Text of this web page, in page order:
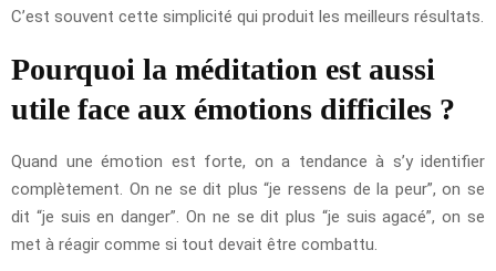
C’est souvent cette simplicité qui produit les meilleurs résultats.
Pourquoi la méditation est aussi
utile face aux émotions difficiles ?
Quand une émotion est forte, on a tendance à s’y identifier
complètement. On ne se dit plus “je ressens de la peur”, on se
dit “je suis en danger”. On ne se dit plus “je suis agacé”, on se
met à réagir comme si tout devait être combattu.